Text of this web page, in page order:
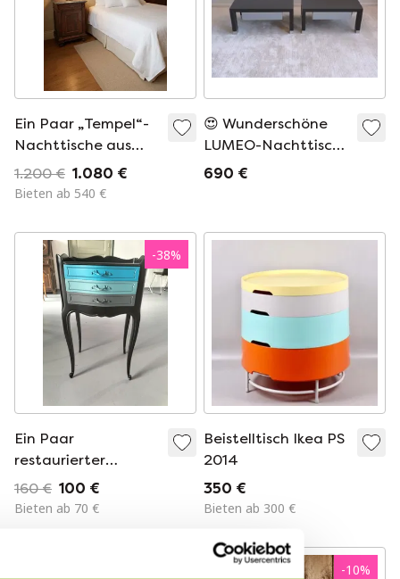
Ein Paar „Tempel“-
Nachttische aus
dem späten 19.
Jahrhundert
1.200 € 1.080 €
Bieten ab 540 €
😍 Wunderschöne
LUMEO-Nachttische
von Ligne Roset,
690 €
-38%
Ein Paar
restaurierter
Nachttische im Stil
Louis XV.
160 € 100 €
Bieten ab 70 €
Beistelltisch Ikea PS
2014
350 €
Bieten ab 300 €
-10%